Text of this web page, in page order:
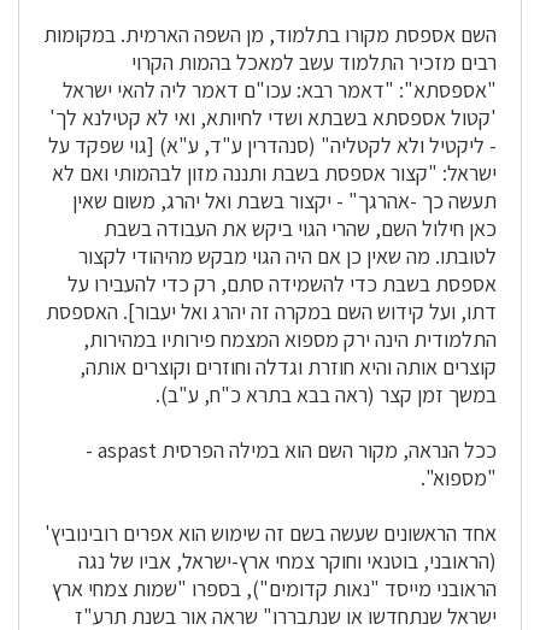
השם אספסת מקורו בתלמוד, מן השפה הארמית. במקומות
רבים מזכיר התלמוד עשב למאכל בהמות הקרוי
"אספסתא": "דאמר רבא: עכו"ם דאמר ליה להאי ישראל
'קטול אספסתא בשבתא ושדי לחיותא, ואי לא קטילנא לך'
- ליקטיל ולא לקטליה" (סנהדרין ע"ד, ע"א) [גוי שפקד על
ישראל: "קצור אספסת בשבת ותננה מזון לבהמותי ואם לא
תעשה כך -אהרגך" - יקצור בשבת ואל יהרג, משום שאין
כאן חילול השם, שהרי הגוי ביקש את העבודה בשבת
לטובתו. מה שאין כן אם היה הגוי מבקש מהיהודי לקצור
אספסת בשבת כדי להשמידה סתם, רק כדי להעבירו על
דתו, ועל קידוש השם במקרה זה יהרג ואל יעבור]. האספסת
התלמודית הינה ירק מספוא המצמח פירותיו במהירות,
קוצרים אותה והיא חוזרת וגדלה וחוזרים וקוצרים אותה,
במשך זמן קצר (ראה בבא בתרא כ"ח, ע"ב).
ככל הנראה, מקור השם הוא במילה הפרסית aspast -
"מספוא".
אחד הראשונים שעשה בשם זה שימוש הוא אפרים רובינוביץ'
(הראובני, בוטנאי וחוקר צמחי ארץ-ישראל, אביו של נגה
הראובני מייסד "נאות קדומים"), בספרו "שמות צמחי ארץ
ישראל שנתחדשו או שנתבררו" שראה אור בשנת תרע"ז